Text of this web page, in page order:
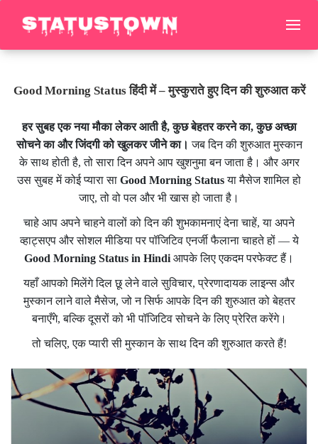
Good Morning Status हिंदी में – मुस्कुराते हुए दिन की शुरुआत करें
हर सुबह एक नया मौका लेकर आती है, कुछ बेहतर करने का, कुछ अच्छा
सोचने का और जिंदगी को खुलकर जीने का। जब दिन की शुरुआत मुस्कान
के साथ होती है, तो सारा दिन अपने आप खुशनुमा बन जाता है। और अगर
उस सुबह में कोई प्यारा सा Good Morning Statusया मैसेज शामिल हो
जाए, तो वो पल और भी खास हो जाता है।
चाहे आप अपने चाहने वालों को दिन की शुभकामनाएं देना चाहें, या अपने
व्हाट्सएप और सोशल मीडिया पर पॉजिटिव एनर्जी फैलाना चाहते हों — ये
Good Morning Status in Hindi आपके लिए एकदम परफेक्ट हैं।
यहाँ आपको मिलेंगे दिल छू लेने वाले सुविचार, प्रेरणादायक लाइन्स और
मुस्कान लाने वाले मैसेज, जो न सिर्फ आपके दिन की शुरुआत को बेहतर
बनाएँगे, बल्कि दूसरों को भी पॉजिटिव सोचने के लिए प्रेरित करेंगे।
तो चलिए, एक प्यारी सी मुस्कान के साथ दिन की शुरुआत करते हैं!